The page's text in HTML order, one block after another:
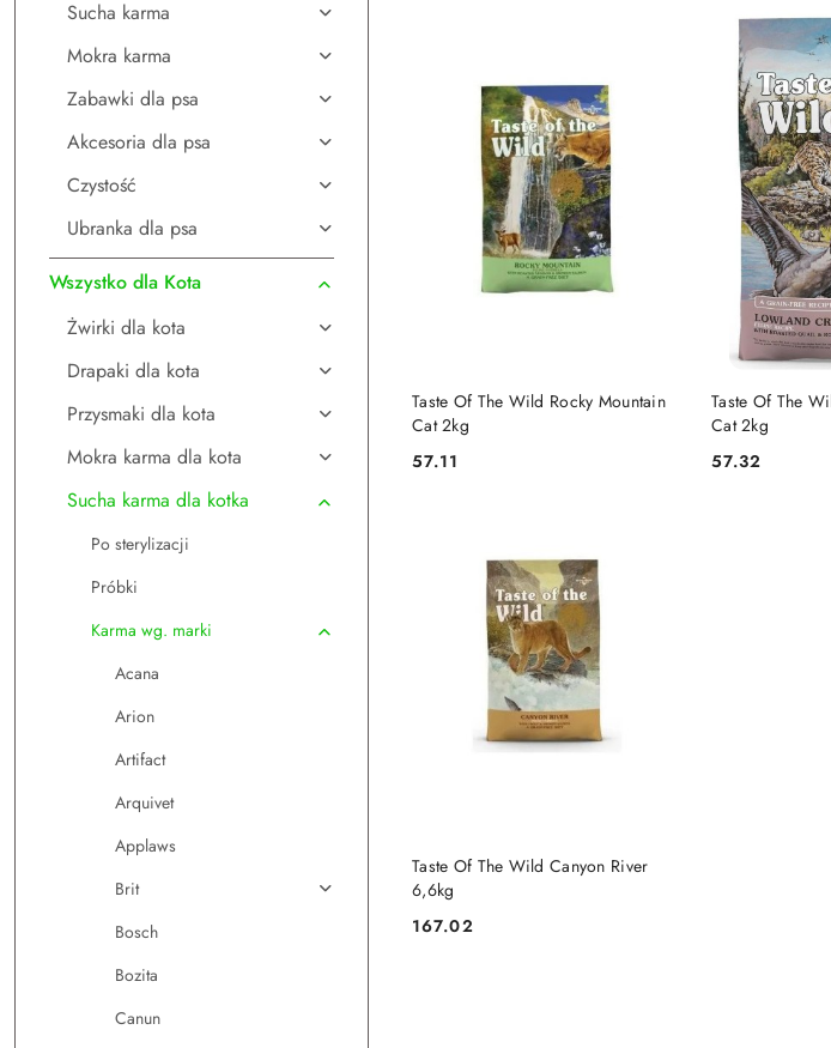
Sucha karma
Mokra karma
Zabawki dla psa
Akcesoria dla psa
Czystość
Ubranka dla psa
Wszystko dla Kota
Żwirki dla kota
Drapaki dla kota
Przysmaki dla kota
Mokra karma dla kota
Sucha karma dla kotka
Po sterylizacji
Próbki
Karma wg. marki
Acana
Arion
Artifact
Arquivet
Applaws
Brit
Bosch
Bozita
Canun
Taste Of The Wild Rocky Mountain
Cat 2kg
Cena:
57.11
DO KOSZYKA
Taste Of The
Cat 2kg
Cena:
57.32
Taste Of The Wild Canyon River
6,6kg
Cena:
167.02
DO KOSZYKA